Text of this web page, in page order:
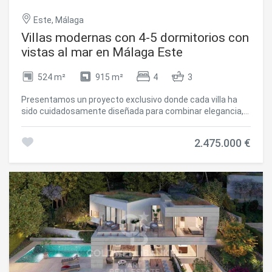
Este, Málaga
Villas modernas con 4-5 dormitorios con
vistas al mar en Málaga Este
524 m² 915 m² 4 3
Presentamos un proyecto exclusivo donde cada villa ha
sido cuidadosamente diseñada para combinar elegancia,
maximizan el espacio y la luz natural, con ventanales de
con materiales de alta calidad y equipadas con la última
tecnología, las villas incluyen piscinas privadas, jardines
paisajísticos y amplias terrazas, perfectas tanto para el
entretenimiento como para el descanso. En el interior,
encontrarás acabados de primera calidad, cocinas
totalmente equipadas y sistemas de domótica que
garantizan lujo y eficiencia. Cada detalle ha sido concebido
para ofrecer un estilo de vida sofisticado en armonía con la
2.475.000 €